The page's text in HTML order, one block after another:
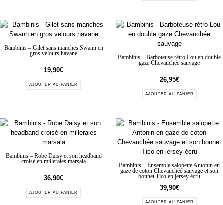
Bambinis – Gilet sans manches Swann en
gros velours havane
19,90€
AJOUTER AU PANIER
Bambinis – Barboteuse rétro Lou en double
gaze Chevauchée sauvage
26,95€
AJOUTER AU PANIER
Bambinis – Robe Daisy et son headband
croisé en milleraies marsala
36,90€
AJOUTER AU PANIER
Bambinis – Ensemble salopette Antonin en
gaze de coton Chevauchée sauvage et son
bonnet Tico en jersey écru
39,90€
AJOUTER AU PANIER